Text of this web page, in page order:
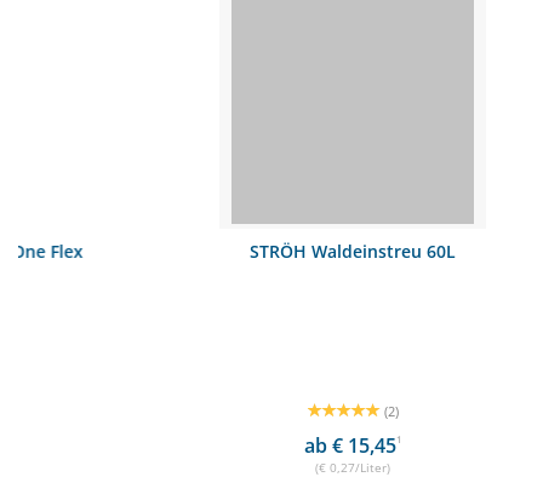
STRÖH Waldeinstreu 60L
(2)
ab € 15,451